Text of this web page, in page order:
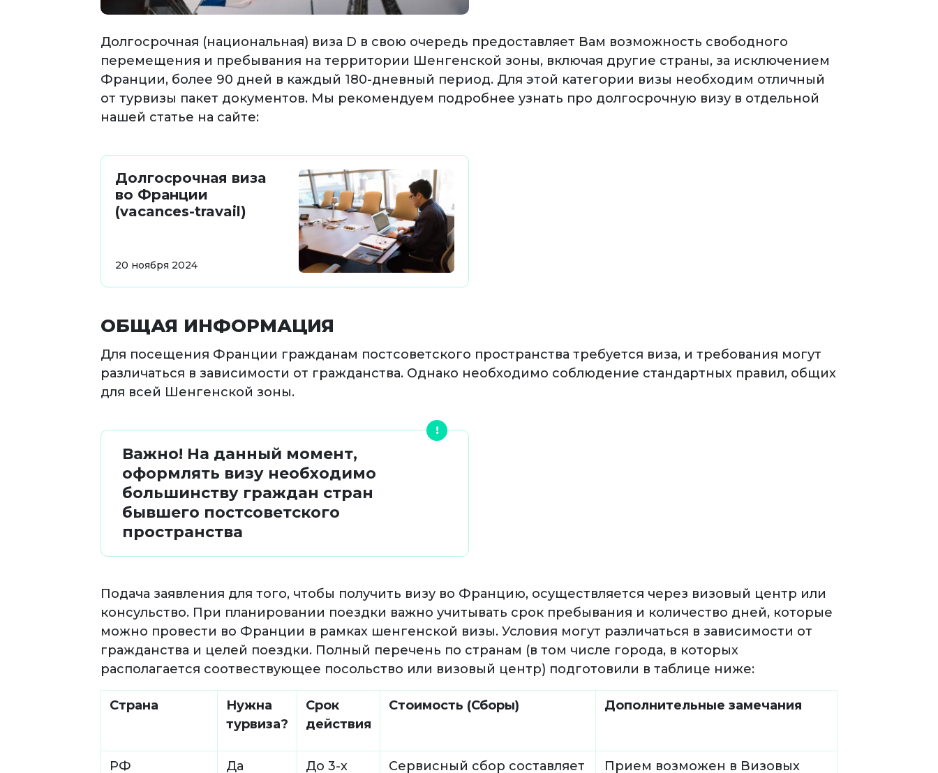
Долгосрочная (национальная) виза D в свою очередь предоставляет Вам возможность свободного
перемещения и пребывания на территории Шенгенской зоны, включая другие страны, за исключением
Франции, более 90 дней в каждый 180-дневный период. Для этой категории визы необходим отличный
от турвизы пакет документов. Мы рекомендуем подробнее узнать про долгосрочную визу в отдельной
нашей статье на сайте:
Долгосрочная виза
во Франции
(vacances-travail)
20 ноября 2024
ОБЩАЯ ИНФОРМАЦИЯ
Для посещения Франции гражданам постсоветского пространства требуется виза, и требования могут
различаться в зависимости от гражданства. Однако необходимо соблюдение стандартных правил, общих
для всей Шенгенской зоны.
Важно! На данный момент,
оформлять визу необходимо
большинству граждан стран
бывшего постсоветского
пространства
Подача заявления для того, чтобы получить визу во Францию, осуществляется через визовый центр или
консульство. При планировании поездки важно учитывать срок пребывания и количество дней, которые
можно провести во Франции в рамках шенгенской визы. Условия могут различаться в зависимости от
гражданства и целей поездки. Полный перечень по странам (в том числе города, в которых
располагается соотвествующее посольство или визовый центр) подготовили в таблице ниже:
Страна
Нужна
турвиза?
Срок
действия
Стоимость (Сборы) Дополнительные замечания
РФ Да До 3-х Сервисный сбор составляет Прием возможен в Визовых